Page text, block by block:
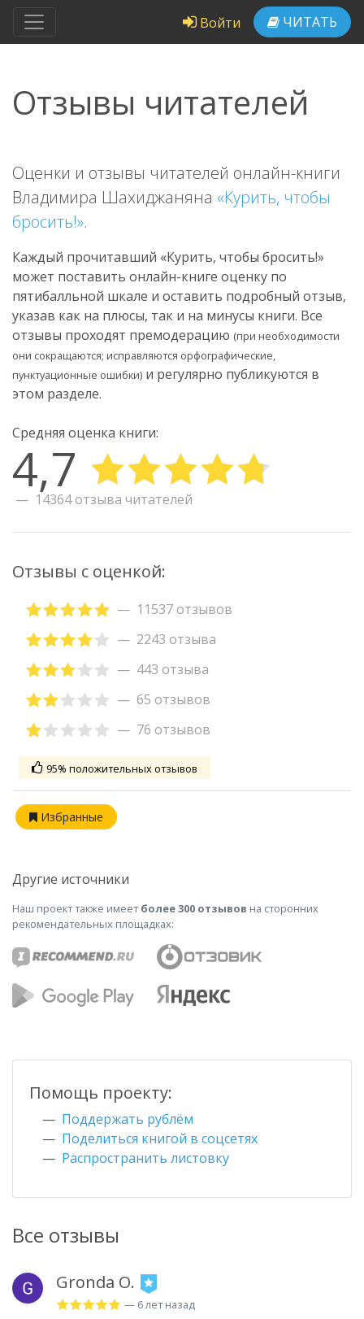
Войти ЧИТАТЬ
Отзывы читателей
Оценки и отзывы читателей онлайн-книги
Владимира Шахиджаняна «Курить, чтобы
бросить!».
Каждый прочитавший «Курить, чтобы бросить!»
может поставить онлайн-книге оценку по
пятибалльной шкале и оставить подробный отзыв,
указав как на плюсы, так и на минусы книги. Все
отзывы проходят премодерацию (при необходимости
они сокращаются; исправляются орфографические,
пунктуационные ошибки) и регулярно публикуются в
этом разделе.
Средняя оценка книги:
4,7
14364 отзыва читателей
Все отзывы
Gronda O.
— 6 лет назад
Отзывы с оценкой:
11537 отзывов
2243 отзыва
443 отзыва
65 отзывов
76 отзывов
95% положительных отзывов
Избранные
Другие источники
Наш проект также имеетболее 300 отзывов на сторонних
рекомендательных площадках:
Помощь проекту:
Поддержать рублём
Поделиться книгой в соцсетях
Распространить листовку